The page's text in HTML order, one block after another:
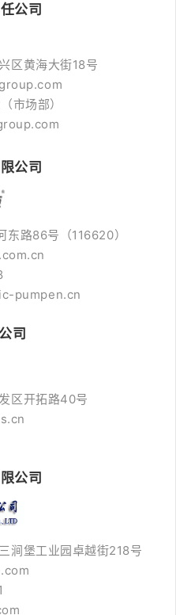
公司
区黄海大街18号
市场部）
公司
东路86号（116620）
pumpen.cn
司
区开拓路40号
公司
涧堡工业园卓越街218号